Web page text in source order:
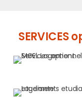
SERVICES